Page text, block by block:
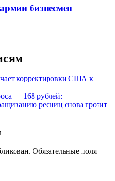
бизнесмен
корректировки США к
— 168 рублей:
ресниц снова грозит
Обязательные поля